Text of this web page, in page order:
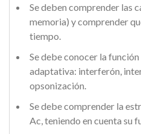
Se deben comprender las
memoria) y comprender
tiempo.
Se debe conocer la
adaptativa: interferón,
opsonización.
Se debe comprender la
Ac, teniendo en cuenta su